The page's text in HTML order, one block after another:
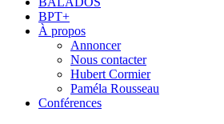
BPT+
À propos
Annoncer
Nous contacter
Hubert Cormier
Paméla Rousseau
Conférences